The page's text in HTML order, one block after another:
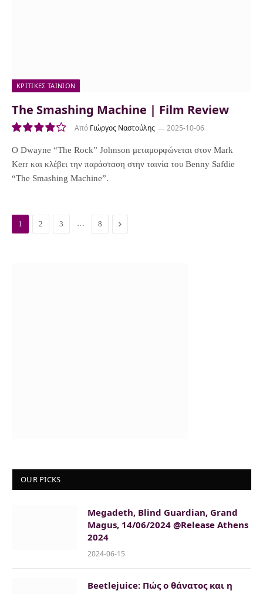
ΚΡΙΤΙΚΈΣ ΤΑΙΝΙΏΝ
The Smashing Machine | Film Review
8.5
Από Γιώργος Ναστούλης 2025-10-06
O Dwayne “The Rock” Johnson μεταμορφώνεται στον Mark
Kerr και κλέβει την παράσταση στην ταινία του Benny Safdie
“The Smashing Machine”.
1 2 3 … 8
N
OUR PICKS
Megadeth, Blind Guardian, Grand
Magus, 14/06/2024 @Release Athens
2024
2024-06-15
Beetlejuice: Πώς ο θάνατος και η